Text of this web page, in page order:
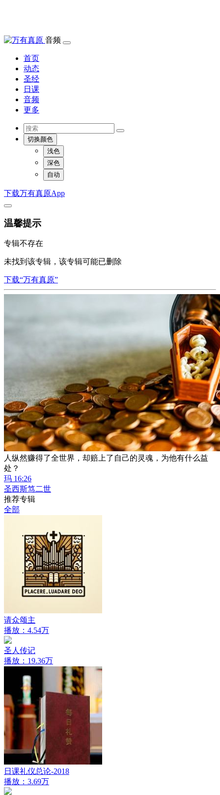
音频
首页
动态
圣经
日课
音频
更多
切换颜色
浅色
深色
自动
下载万有真原App
温馨提示
专辑不存在
未找到该专辑，该专辑可能已删除
下载“万有真原”
人纵然赚得了全世界，却赔上了自己的灵魂，为他有什么益
处？
玛 16:26
圣西斯笃二世
推荐专辑
全部
请众颂主
播放：4.54万
圣人传记
播放：19.36万
日课礼仪总论-2018
播放：3.69万